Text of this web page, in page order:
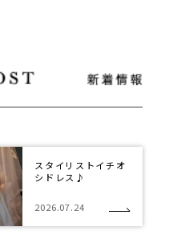
スタイリストイチオ
シドレス♪
2026.07.24